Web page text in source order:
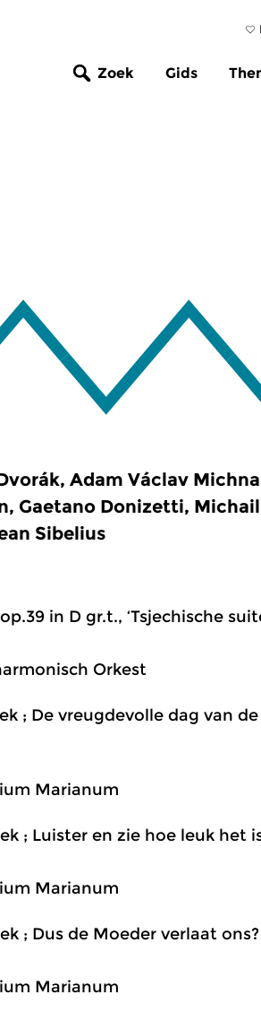
Zoek Gids
Adam Václav
Gaetano Donizetti,
Sibelius
in D gr.t., ‘Tsjechische
Orkest
; De vreugdevolle dag van
Marianum
; Luister en zie hoe leuk het
Marianum
; Dus de Moeder verlaat ons?
Marianum